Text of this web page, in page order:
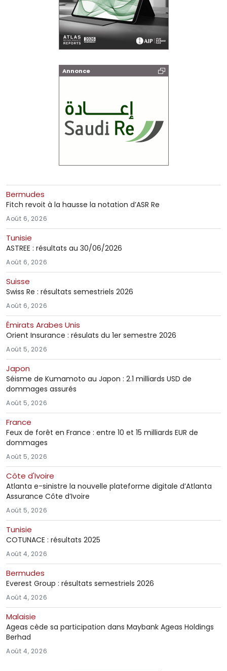
Annonce
Bermudes
Fitch revoit à la hausse la notation d’ASR Re
Août 6, 2026
Tunisie
ASTREE : résultats au 30/06/2026
Août 6, 2026
Suisse
Swiss Re : résultats semestriels 2026
Août 6, 2026
Émirats Arabes Unis
Orient Insurance : résulats du 1er semestre 2026
Août 5, 2026
Japon
Séisme de Kumamoto au Japon : 2.1 milliards USD de
dommages assurés
Août 5, 2026
France
Feux de forêt en France : entre 10 et 15 milliards EUR de
dommages
Août 5, 2026
Côte d'Ivoire
Atlanta e-sinistre la nouvelle plateforme digitale d’Atlanta
Assurance Côte d’Ivoire
Août 5, 2026
Tunisie
COTUNACE : résultats 2025
Août 4, 2026
Bermudes
Everest Group : résultats semestriels 2026
Août 4, 2026
Malaisie
Ageas cède sa participation dans Maybank Ageas Holdings
Berhad
Août 4, 2026